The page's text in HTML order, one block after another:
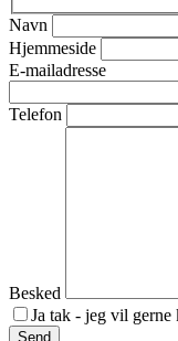
Navn
Hjemmeside
E-mailadresse
Telefon
Besked
Ja tak - jeg vil